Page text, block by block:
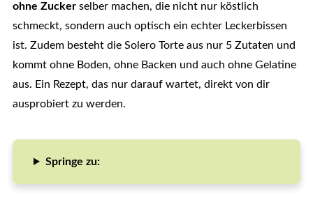
ohne Zuckerselber machen, die nicht nur köstlich
schmeckt, sondern auch optisch ein echter Leckerbissen
ist. Zudem besteht die Solero Torte aus nur 5 Zutaten und
kommt ohne Boden, ohne Backen und auch ohne Gelatine
aus. Ein Rezept, das nur darauf wartet, direkt von dir
ausprobiert zu werden.
Springe zu: